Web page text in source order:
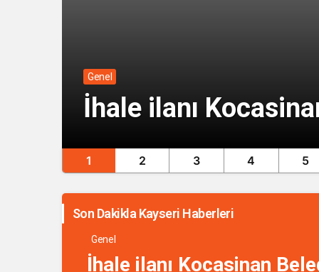
Genel
İhale ilanı
1 2 3 4 5
Son Dakikla Kayseri Haberleri
Genel
İhale ilanı Kocasinan